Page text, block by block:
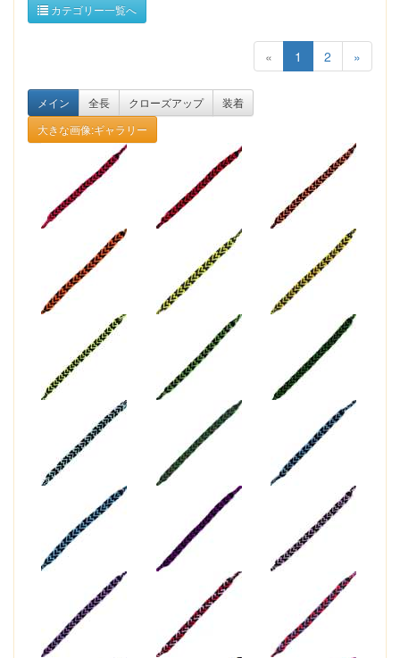
カテゴリー一覧へ
« 1 2 »
メイン 全長 クローズアップ
装着
大きな画像:ギャラリー